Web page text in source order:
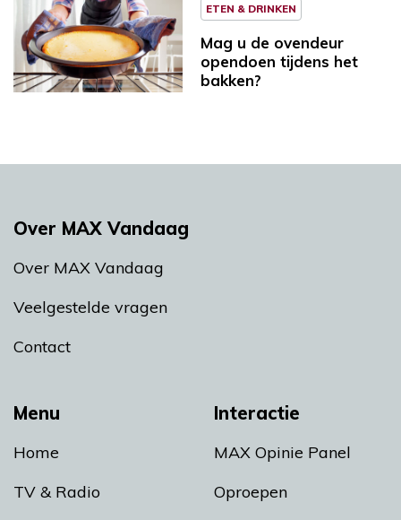
ETEN & DRINKEN
Mag u de ovendeur
opendoen tijdens het
bakken?
Menu
Home
TV & Radio
Interactie
MAX Opinie Panel
Oproepen
Over MAX Vandaag
Over MAX Vandaag
Veelgestelde vragen
Contact